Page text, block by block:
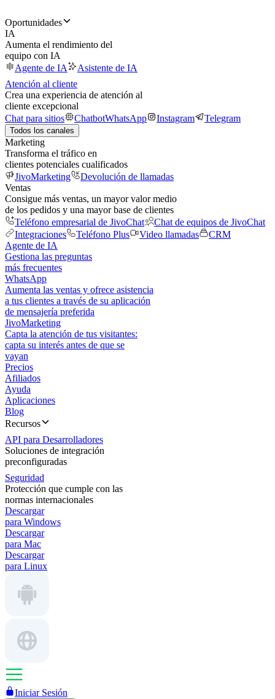
Oportunidades
IA
Aumenta el rendimiento del
equipo con IA
Agente de IA
Asistente de IA
Atención al cliente
Crea una experiencia de atención al
cliente excepcional
Chat para sitios
ChatbotWhatsApp Instagram Telegram
Todos los canales
Marketing
Transforma el tráfico en
clientes potenciales cualificados
JivoMarketing
Devolución de llamadas
Ventas
Consigue más ventas, un mayor valor medio
de los pedidos y una mayor base de clientes
Teléfono empresarial de JivoChat
Chat de equipos de JivoChat
Integraciones
Teléfono Plus Video llamadas
CRM
Agente de IA
Gestiona las preguntas
más frecuentes
WhatsApp
Aumenta las ventas y ofrece asistencia
a tus clientes a través de su aplicación
de mensajería preferida
JivoMarketing
Capta la atención de tus visitantes:
capta su interés antes de que se
vayan
Precios
Afiliados
Ayuda
Aplicaciones
Blog
Recursos
API para Desarrolladores
Soluciones de integración
preconfiguradas
Seguridad
Protección que cumple con las
normas internacionales
Descargar
para Windows
Descargar
para Mac
Descargar
para Linux
Iniciar Sesión